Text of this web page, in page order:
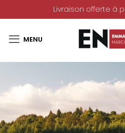
Livraison offerte à